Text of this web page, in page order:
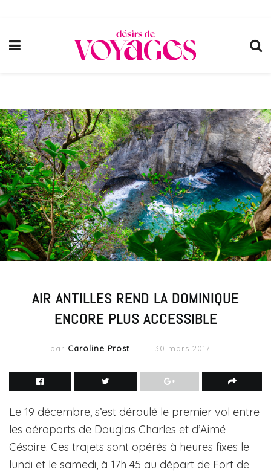
AIR ANTILLES REND LA DOMINIQUE
ENCORE PLUS ACCESSIBLE
par Caroline Prost 30 mars 2017
Le 19 décembre, s’est déroulé le premier vol entre
les aéroports de Douglas Charles et d’Aimé
Césaire. Ces trajets sont opérés à heures fixes le
lundi et le samedi, à 17h 45 au départ de Fort de